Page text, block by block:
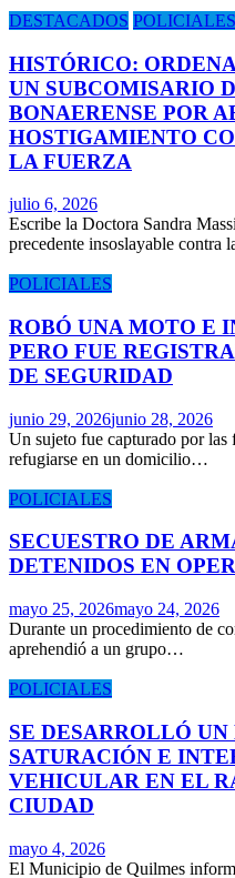
DESTACADOS POLICIALES
HISTÓRICO:
UN SUBCOMISARIO
BONAERENSE POR
HOSTIGAMIENTO
LA FUERZA
julio 6, 2026
Escribe la Doctora Sandra
precedente insoslayable contra
POLICIALES
ROBÓ UNA MOTO E
PERO FUE
DE SEGURIDAD
junio 29, 2026junio 28, 2026
Un sujeto fue capturado por las
refugiarse en un domicilio…
POLICIALES
SECUESTRO DE
DETENIDOS EN
mayo 25, 2026mayo 24, 2026
Durante un procedimiento de
aprehendió a un grupo…
POLICIALES
SE DESARROLLÓ
SATURACIÓN E
VEHICULAR EN EL
CIUDAD
mayo 4, 2026
El Municipio de Quilmes